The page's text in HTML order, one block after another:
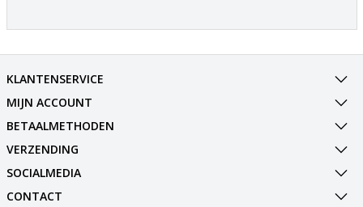
KLANTENSERVICE
MIJN ACCOUNT
BETAALMETHODEN
VERZENDING
SOCIALMEDIA
CONTACT